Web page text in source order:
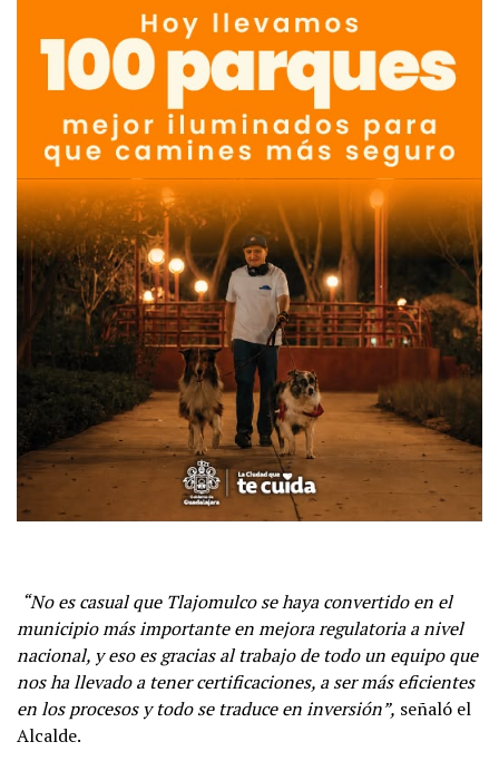
“No es casual que Tlajomulco se haya convertido en el
municipio más importante en mejora regulatoria a nivel
nacional, y eso es gracias al trabajo de todo un equipo que
nos ha llevado a tener certificaciones, a ser más eficientes
en los procesos y todo se traduce en inversión”, señaló el
Alcalde.